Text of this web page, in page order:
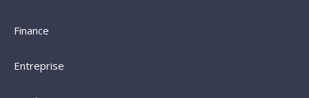
Finance
Entreprise